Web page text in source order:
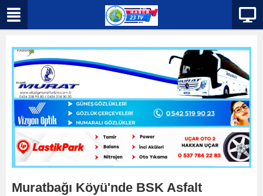
Muratbağı Köyü'nde BSK Asfalt